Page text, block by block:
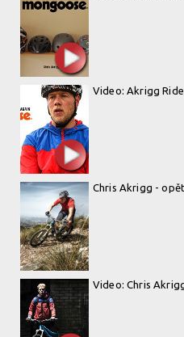
Video: Akrigg
Chris Akrigg -
Video: Chris